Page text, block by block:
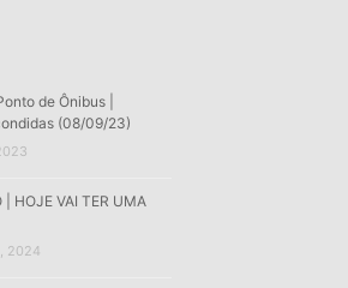
de Ônibus |
(08/09/23)
HOJE VAI TER UMA
2024